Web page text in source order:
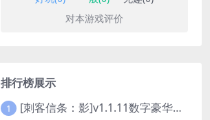
对本游戏评价
排行榜展示
1 [刺客信条：影]v1.1.11数字豪华版全DLC